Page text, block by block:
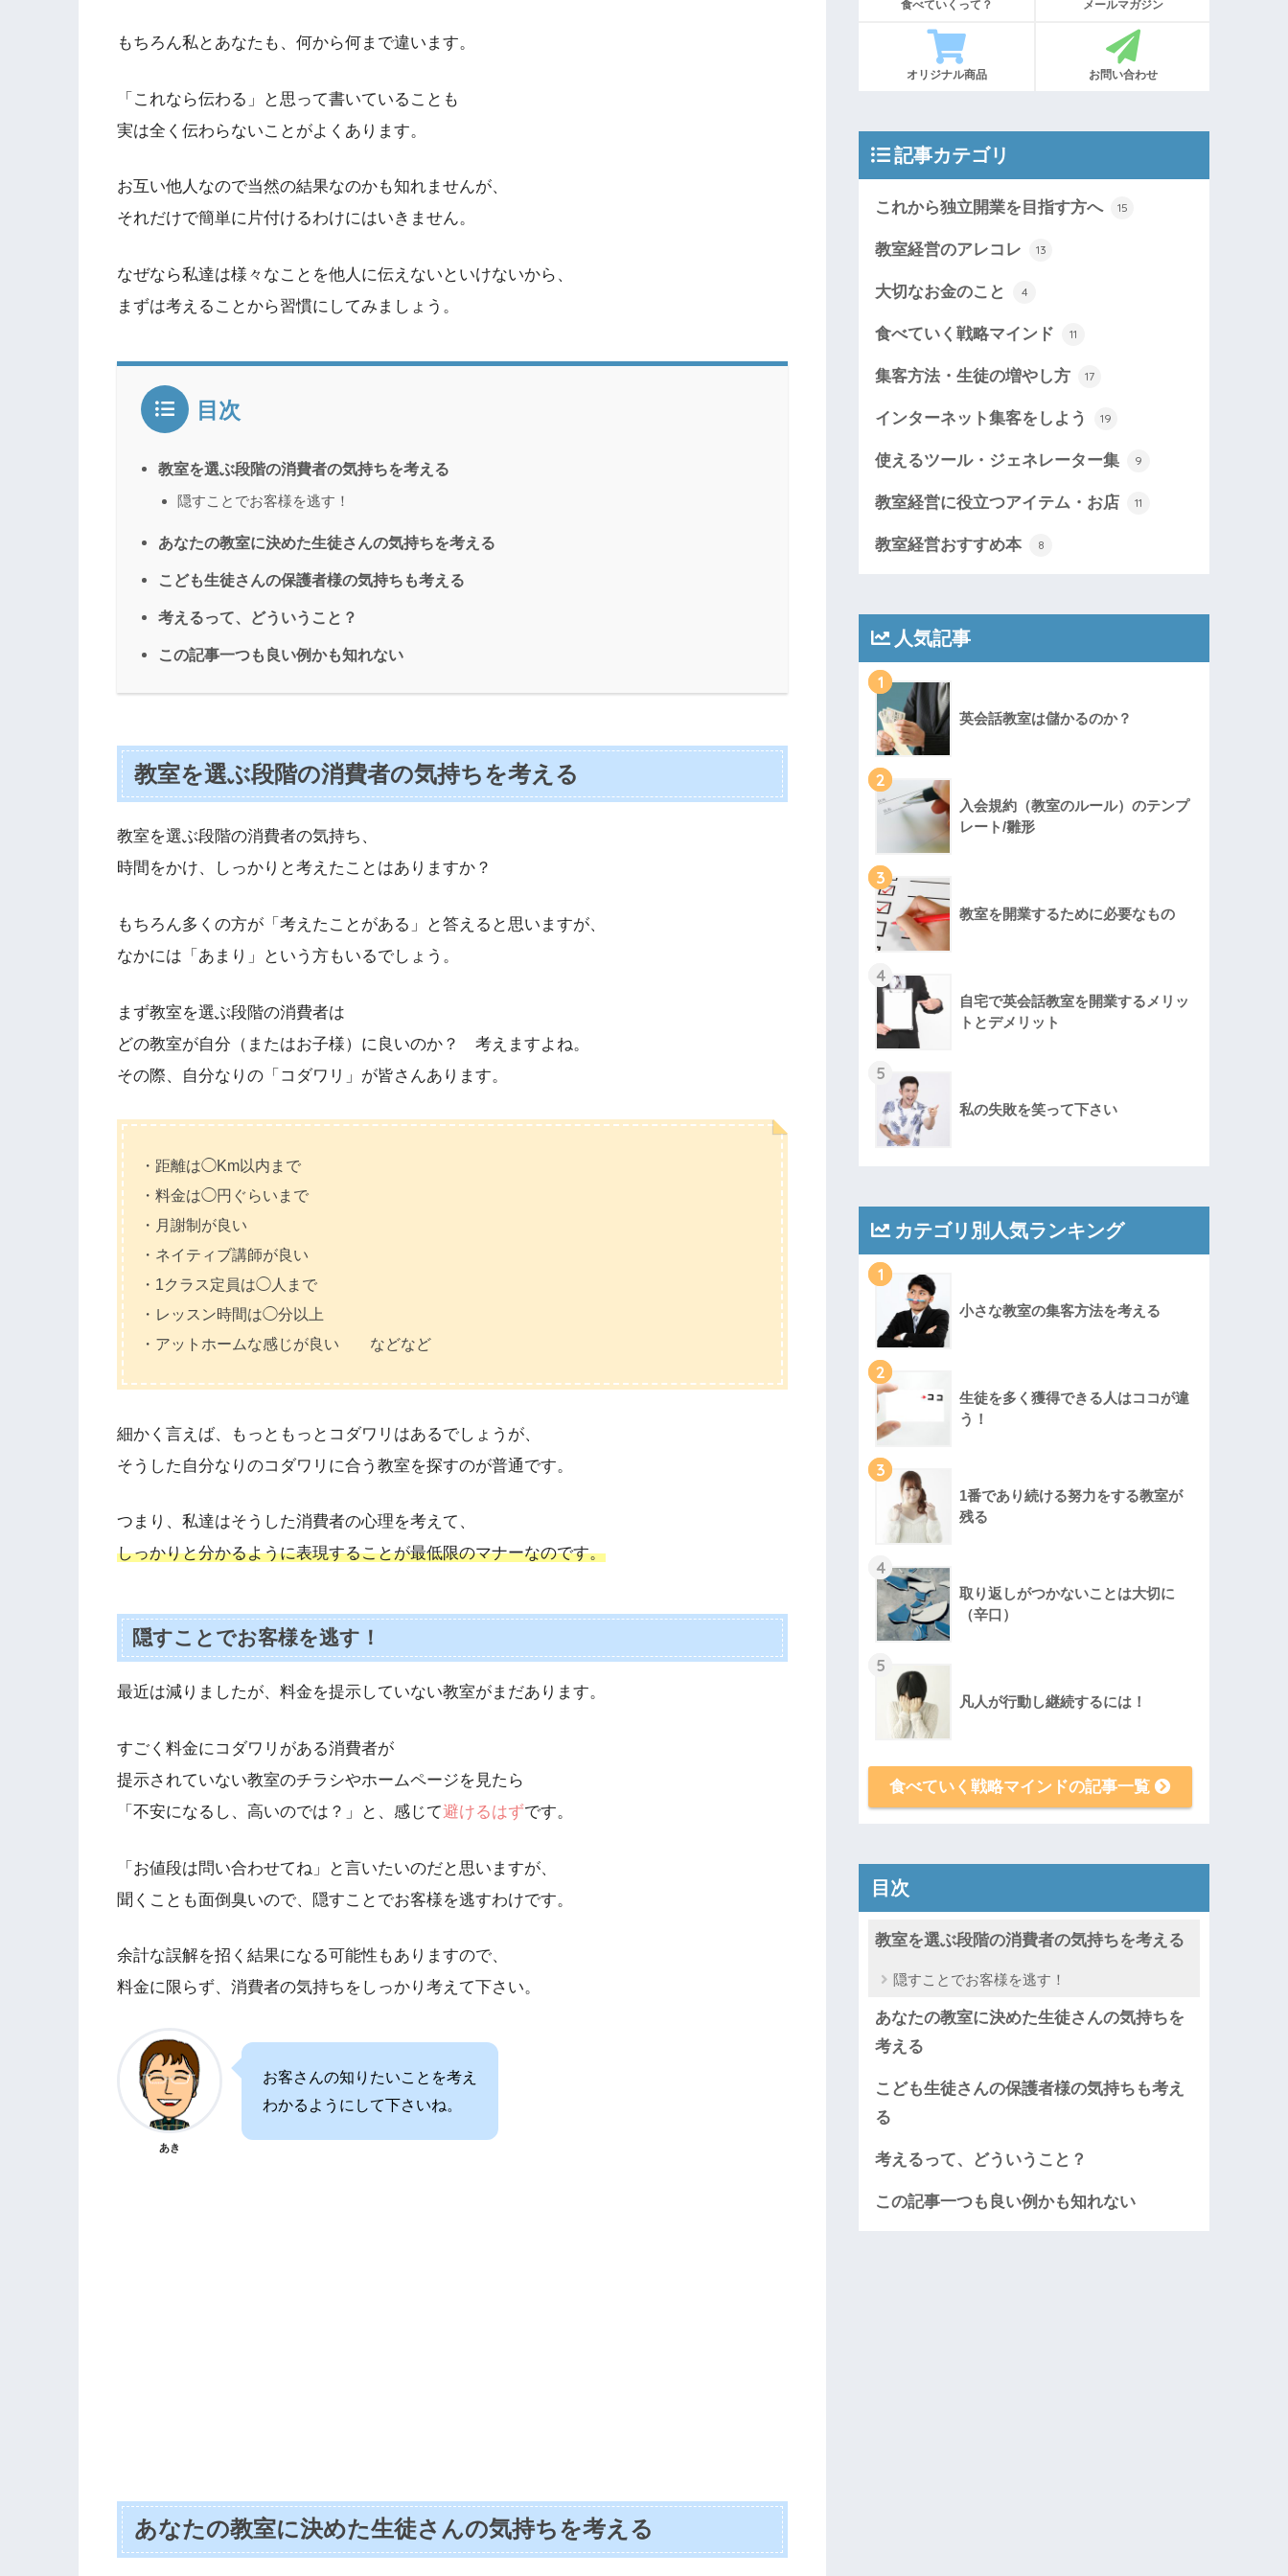
もちろん私とあなたも、何から何まで違います。
「これなら伝わる」と思って書いていることも
実は全く伝わらないことがよくあります。
お互い他人なので当然の結果なのかも知れませんが、
それだけで簡単に片付けるわけにはいきません。
なぜなら私達は様々なことを他人に伝えないといけないから、
まずは考えることから習慣にしてみましょう。
目次
教室を選ぶ段階の消費者の気持ちを考える
隠すことでお客様を逃す！
あなたの教室に決めた生徒さんの気持ちを考える
こども生徒さんの保護者様の気持ちも考える
考えるって、どういうこと？
この記事一つも良い例かも知れない
教室を選ぶ段階の消費者の気持ちを考える
教室を選ぶ段階の消費者の気持ち、
時間をかけ、しっかりと考えたことはありますか？
もちろん多くの方が「考えたことがある」と答えると思いますが、
なかには「あまり」という方もいるでしょう。
まず教室を選ぶ段階の消費者は
どの教室が自分（またはお子様）に良いのか？ 考えますよね。
その際、自分なりの「コダワリ」が皆さんあります。
・距離は◯Km以内まで
・料金は◯円ぐらいまで
・月謝制が良い
・ネイティブ講師が良い
・1クラス定員は◯人まで
・レッスン時間は◯分以上
・アットホームな感じが良い などなど
細かく言えば、もっともっとコダワリはあるでしょうが、
そうした自分なりのコダワリに合う教室を探すのが普通です。
つまり、私達はそうした消費者の心理を考えて、
しっかりと分かるように表現することが最低限のマナーなのです。
隠すことでお客様を逃す！
最近は減りましたが、料金を提示していない教室がまだあります。
すごく料金にコダワリがある消費者が
提示されていない教室のチラシやホームページを見たら
「不安になるし、高いのでは？」と、感じて避けるはずです。
「お値段は問い合わせてね」と言いたいのだと思いますが、
聞くことも面倒臭いので、隠すことでお客様を逃すわけです。
余計な誤解を招く結果になる可能性もありますので、
料金に限らず、消費者の気持ちをしっかり考えて下さい。
あき
お客さんの知りたいことを考え
わかるようにして下さいね。
あなたの教室に決めた生徒さんの気持ちを考える
食べていくって？ メールマガジン
オリジナル商品 お問い合わせ
記事カテゴリ
これから独立開業を目指す方へ 15
教室経営のアレコレ 13
大切なお金のこと 4
食べていく戦略マインド 11
集客方法・生徒の増やし方 17
インターネット集客をしよう 19
使えるツール・ジェネレーター集 9
教室経営に役立つアイテム・お店 11
教室経営おすすめ本 8
人気記事
1
英会話教室は儲かるのか？
2
入会規約（教室のルール）のテンプ
レート/雛形
3
教室を開業するために必要なもの
4
自宅で英会話教室を開業するメリッ
トとデメリット
5
私の失敗を笑って下さい
カテゴリ別人気ランキング
1
小さな教室の集客方法を考える
2
生徒を多く獲得できる人はココが違
う！
3
1番であり続ける努力をする教室が
残る
4
取り返しがつかないことは大切に
（辛口）
5
凡人が行動し継続するには！
食べていく戦略マインドの記事一覧
目次
教室を選ぶ段階の消費者の気持ちを考える
隠すことでお客様を逃す！
あなたの教室に決めた生徒さんの気持ちを
考える
こども生徒さんの保護者様の気持ちも考え
る
考えるって、どういうこと？
この記事一つも良い例かも知れない